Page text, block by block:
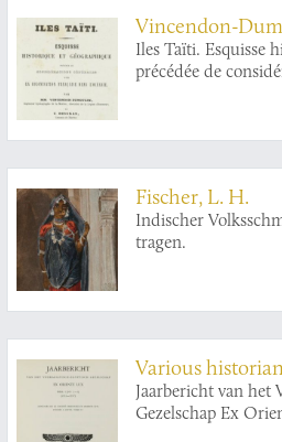
Vincendon-
[L. F.] Desgraz
Iles Taïti. Esquisse
précédée de
Fischer, L. H.
Indischer
tragen.
Various
Jaarbericht van het
Gezelschap Ex